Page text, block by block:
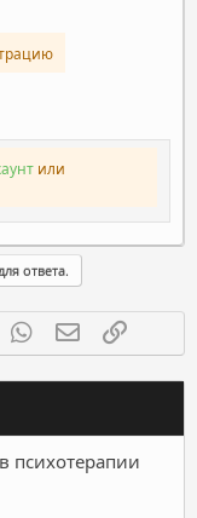
или
ответа.
Tumblr WhatsAppЭлектронная
психотерапии